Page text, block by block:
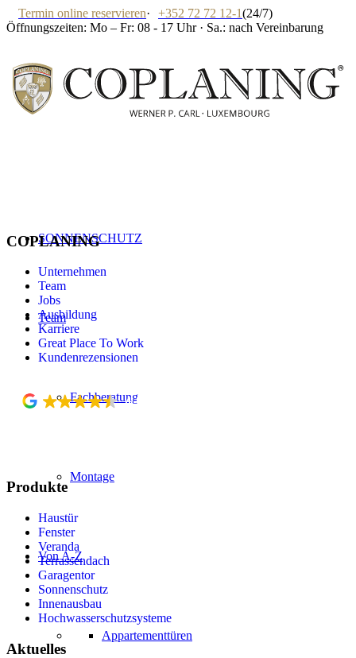
Termin online reservieren· +352 72 72 12-1(24/7)
Öffnungszeiten: Mo – Fr: 08 - 17 Uhr · Sa.: nach Vereinbarung
SONNENSCHUTZ
Team
Fachberatung
Montage
Von A-Z
Appartementtüren
COPLANING
Unternehmen
Team
Jobs
Ausbildung
Karriere
Great Place To Work
Kundenrezensionen
4.5
Produkte
Haustür
Fenster
Veranda
Terrassendach
Garagentor
Sonnenschutz
Innenausbau
Hochwasserschutzsysteme
Aktuelles